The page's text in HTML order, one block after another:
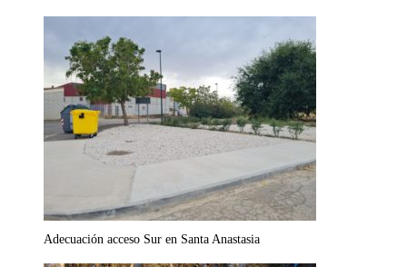
Adecuación acceso Sur en Santa Anastasia